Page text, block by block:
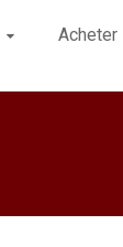
Acheter